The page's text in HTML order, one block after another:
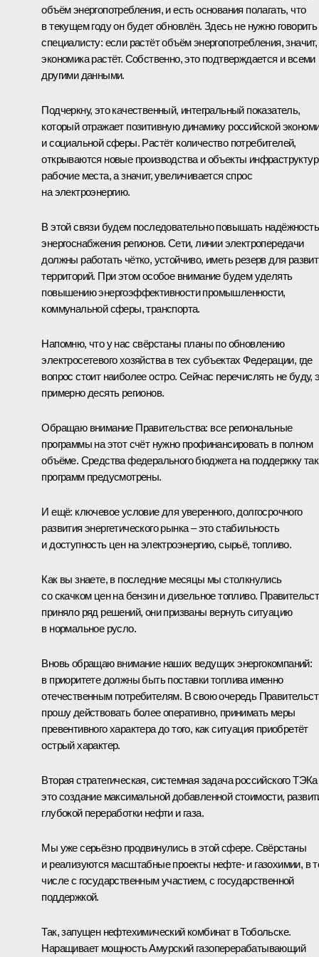
объём энергопотребления, и есть основания полагать, что
в текущем году он будет обновлён. Здесь не нужно говорить
специалисту: если растёт объём энергопотребления, значит,
экономика растёт. Собственно, это подтверждается и всеми
другими данными.
Подчеркну, это качественный, интегральный показатель,
который отражает позитивную динамику российской
и социальной сферы. Растёт количество потребителей,
открываются новые производства и объекты
рабочие места, а значит, увеличивается спрос
на электроэнергию.
В этой связи будем последовательно повышать надёжность
энергоснабжения регионов. Сети, линии электропередачи
должны работать чётко, устойчиво, иметь резерв для
территорий. При этом особое внимание будем уделять
повышению энергоэффективности промышленности,
коммунальной сферы, транспорта.
Напомню, что у нас свёрстаны планы по обновлению
электросетевого хозяйства в тех субъектах Федерации, где
вопрос стоит наиболее остро. Сейчас перечислять не буду,
примерно десять регионов.
Обращаю внимание Правительства: все региональные
программы на этот счёт нужно профинансировать в полном
объёме. Средства федерального бюджета на поддержку
программ предусмотрены.
И ещё: ключевое условие для уверенного, долгосрочного
развития энергетического рынка – это стабильность
и доступность цен на электроэнергию, сырьё, топливо.
Как вы знаете, в последние месяцы мы столкнулись
со скачком цен на бензин и дизельное топливо.
приняло ряд решений, они призваны вернуть ситуацию
в нормальное русло.
Вновь обращаю внимание наших ведущих энергокомпаний:
в приоритете должны быть поставки топлива именно
отечественным потребителям. В свою очередь
прошу действовать более оперативно, принимать меры
превентивного характера до того, как ситуация приобретёт
острый характер.
Вторая стратегическая, системная задача российского
это создание максимальной добавленной стоимости,
глубокой переработки нефти и газа.
Мы уже серьёзно продвинулись в этой сфере. Свёрстаны
и реализуются масштабные проекты нефте- и газохимии, в
числе с государственным участием, с государственной
поддержкой.
Так, запущен нефтехимический комбинат в Тобольске.
Наращивает мощность Амурский газоперерабатывающий